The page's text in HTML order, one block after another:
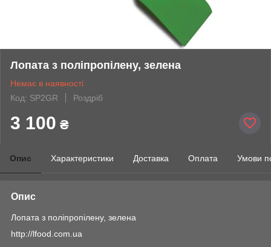
Лопата з поліпропілену, зелена
Немає в наявності
Код: SP2GR
Роздріб
3 100 ₴
Опис Характеристики Доставка Оплата Умови
Опис
Лопата з поліпропілену, зелена
http://lfood.com.ua